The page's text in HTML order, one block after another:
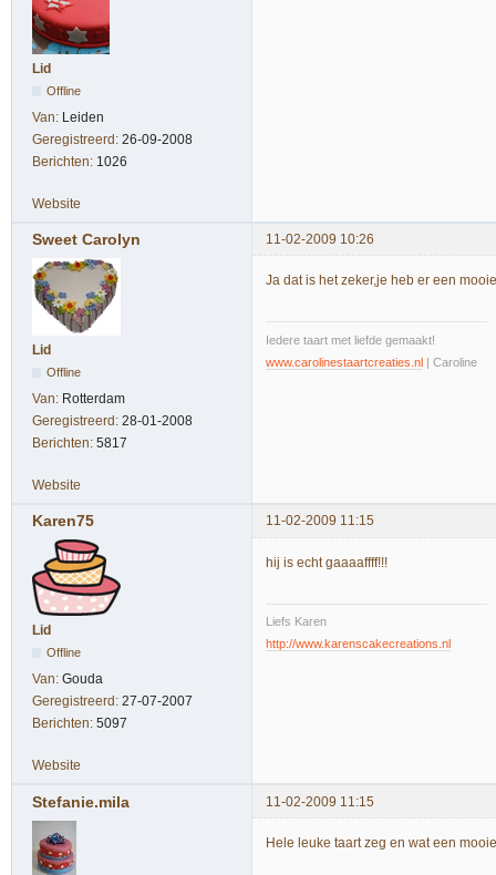
Lid
Offline
Van: Leiden
Geregistreerd: 26-09-2008
Berichten: 1026
Website
Sweet Carolyn 11-02-2009 10:26
Lid
Offline
Van: Rotterdam
Geregistreerd: 28-01-2008
Berichten: 5817
Ja dat is het zeker,je heb er een
Iedere taart met liefde gemaakt!
www.carolinestaartcreaties.nl | Caroline
Website
Karen75 11-02-2009 11:15
Lid
Offline
Van: Gouda
Geregistreerd: 27-07-2007
Berichten: 5097
hij is echt gaaaaffff!!!
Liefs Karen
http://www.karenscakecreations.nl
Website
Stefanie.mila 11-02-2009 11:15
Hele leuke taart zeg en wat een